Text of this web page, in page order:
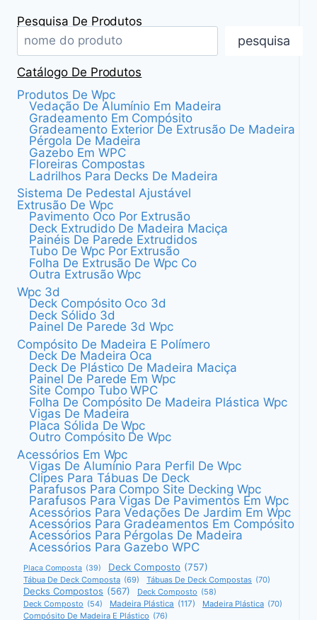
Pesquisa De Produtos
pesquisa
Catálogo De Produtos
Produtos De Wpc
Vedação De Alumínio Em Madeira
Gradeamento Em Compósito
Gradeamento Exterior De Extrusão De Madeira
Pérgola De Madeira
Gazebo Em WPC
Floreiras Compostas
Ladrilhos Para Decks De Madeira
Sistema De Pedestal Ajustável
Extrusão De Wpc
Pavimento Oco Por Extrusão
Deck Extrudido De Madeira Maciça
Painéis De Parede Extrudidos
Tubo De Wpc Por Extrusão
Folha De Extrusão De Wpc Co
Outra Extrusão Wpc
Wpc 3d
Deck Compósito Oco 3d
Deck Sólido 3d
Painel De Parede 3d Wpc
Compósito De Madeira E Polímero
Deck De Madeira Oca
Deck De Plástico De Madeira Maciça
Painel De Parede Em Wpc
Site Compo Tubo WPC
Folha De Compósito De Madeira Plástica Wpc
Vigas De Madeira
Placa Sólida De Wpc
Outro Compósito De Wpc
Acessórios Em Wpc
Vigas De Alumínio Para Perfil De Wpc
Clipes Para Tábuas De Deck
Parafusos Para Compo Site Decking Wpc
Parafusos Para Vigas De Pavimentos Em Wpc
Acessórios Para Vedações De Jardim Em Wpc
Acessórios Para Gradeamentos Em Compósito
Acessórios Para Pérgolas De Madeira
Acessórios Para Gazebo WPC
Placa Composta (39) Deck Composto (757)
Tábua De Deck Composta (69) Tábuas De Deck Compostas (70)
Decks Compostos (567) Deck Composto (58)
Deck Composto (54) Madeira Plástica (117) Madeira Plástica (70)
Compósito De Madeira E Plástico (76)